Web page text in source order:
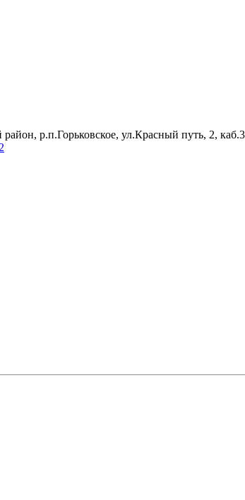
р.п.Горьковское, ул.Красный путь, 2,